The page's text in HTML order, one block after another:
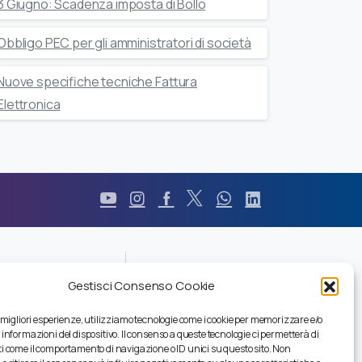
Gestisci Consenso Cookie
esperienze, utilizziamo tecnologie come i cookie per memorizzare e/o
del dispositivo. Il consenso a queste tecnologie ci permetterà di
come il comportamento di navigazione o ID unici su questo sito. Non
Giugno: Scadenza imposta di Bollo
PEC per gli amministratori di società
specifiche tecniche Fattura
Pec
Certificazioni
Codice Etico